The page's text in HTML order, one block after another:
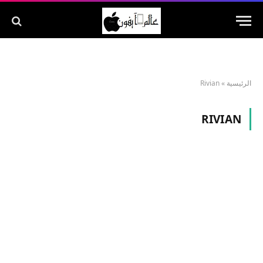
الرئيسية »
Rivian
RIVIAN